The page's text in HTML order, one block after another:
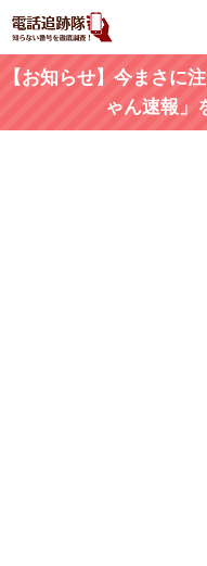
【お知らせ】今まさに
ゃん速報」